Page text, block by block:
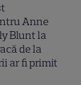
Anne
Blunt la
de la
ar fi primit